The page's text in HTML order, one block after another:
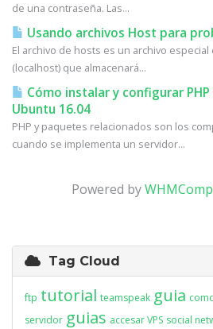
de una contraseña. Las...
Usando archivos Host para
El archivo de hosts es un archivo
(localhost) que almacenará...
Cómo instalar y configurar PHP
Ubuntu 16.04
PHP y paquetes relacionados son los
cuando se implementa un servidor...
Powered by
Tag Cloud
ftp tutorial teamspeak guia
servidor guias accesar VPS social